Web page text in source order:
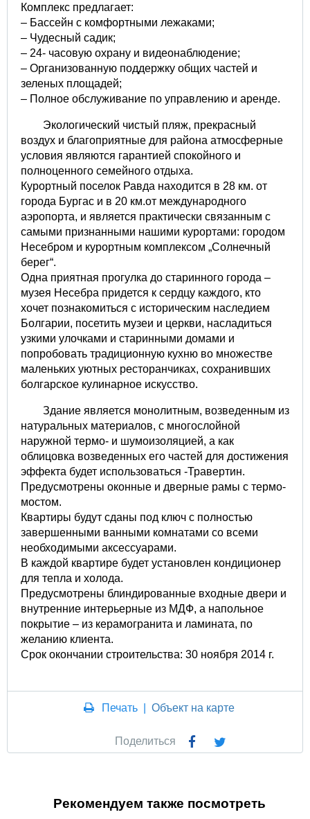
Комплекс предлагает:
– Бассейн с комфортными лежаками;
– Чудесный садик;
– 24- часовую охрану и видеонаблюдение;
– Организованную поддержку общих частей и
зеленых площадей;
– Полное обслуживание по управлению и аренде.
Экологический чистый пляж, прекрасный
воздух и благоприятные для района атмосферные
условия являются гарантией спокойного и
полноценного семейного отдыха.
Курортный поселок Равда находится в 28 км. от
города Бургас и в 20 км.от международного
аэропорта, и является практически связанным с
самыми признанными нашими курортами: городом
Несебром и курортным комплексом „Солнечный
берег“.
Одна приятная прогулка до старинного города –
музея Несебра придется к сердцу каждого, кто
хочет познакомиться с историческим наследием
Болгарии, посетить музеи и церкви, насладиться
узкими улочками и старинными домами и
попробовать традиционную кухню во множестве
маленьких уютных ресторанчиках, сохранивших
болгарское кулинарное искусство.
Здание является монолитным, возведенным из
натуральных материалов, с многослойной
наружной термо- и шумоизоляцией, а как
облицовка возведенных его частей для достижения
эффекта будет использоваться -Травертин.
Предусмотрены оконные и дверные рамы с термо-
мостом.
Квартиры будут сданы под ключ с полностью
завершенными ванными кoмнатами со всеми
необходимыми аксессуарами.
В каждой квартире будет установлен кондиционер
для тепла и холода.
Предусмотрены блиндированные входные двeри и
внутренние интерьерные из МДФ, а напольное
покрытие – из керамогранита и ламината, по
желанию клиента.
Срок окончании строительства: 30 ноября 2014 г.
Печать |Объект на карте
Поделиться
Рекомендуем также посмотреть